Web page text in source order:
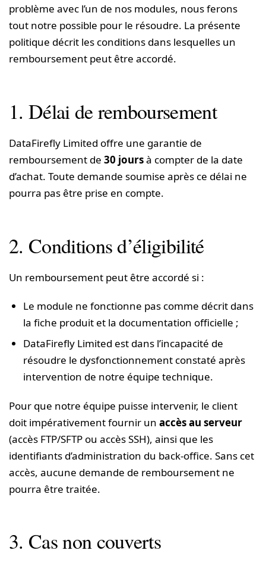
problème avec l’un de nos modules, nous ferons
tout notre possible pour le résoudre. La présente
politique décrit les conditions dans lesquelles un
remboursement peut être accordé.
1. Délai de remboursement
DataFirefly Limited offre une garantie de
remboursement de 30 joursà compter de la date
d’achat. Toute demande soumise après ce délai ne
pourra pas être prise en compte.
2. Conditions d’éligibilité
Un remboursement peut être accordé si :
Le module ne fonctionne pas comme décrit dans
la fiche produit et la documentation officielle ;
DataFirefly Limited est dans l’incapacité de
résoudre le dysfonctionnement constaté après
intervention de notre équipe technique.
Pour que notre équipe puisse intervenir, le client
doit impérativement fournir un accès au serveur
(accès FTP/SFTP ou accès SSH), ainsi que les
identifiants d’administration du back-office. Sans cet
accès, aucune demande de remboursement ne
pourra être traitée.
3. Cas non couverts